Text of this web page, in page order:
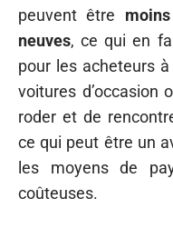
peuvent être
neuves, ce qui en
pour les acheteurs
voitures d’occasion
roder et de
ce qui peut être un
les moyens de
coûteuses.